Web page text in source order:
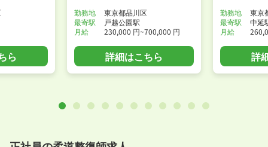
ら
勤務地
東京都品川区
最寄駅
戸越公園駅
月給
230,000 円~700,000 円
詳細はこちら
勤務地
東京
最寄駅
中延
月給
詳